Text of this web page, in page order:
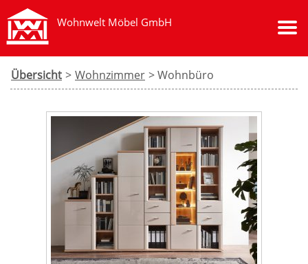
Wohnwelt Möbel GmbH
Übersicht > Wohnzimmer > Wohnbüro